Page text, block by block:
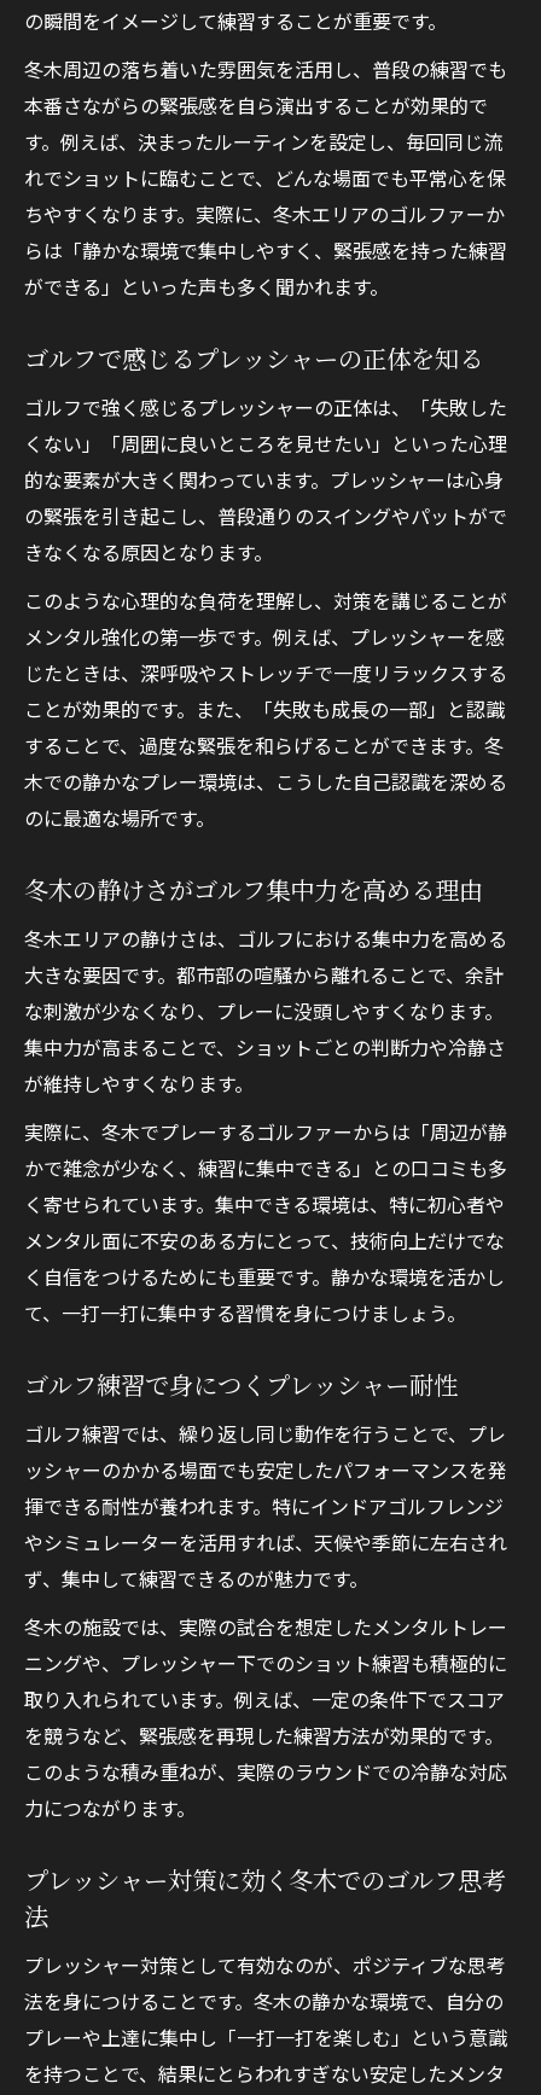
ゴルフで自分を信じるための思考転換術
厳しい場面こそ冬木の静寂が味方に
集中力を引き出す冬木の静かな雰囲気
ゴルフで困難に直面した時の心構え
静寂がゴルフショットの安定につながる理
由
冬木で実感するゴルフ緊張緩和の実例
ゴルフ本番で冷静さを保つための工夫
ゴルフで緊張を味方にする思考術
ト
プレッシャー下でもゴルフ力を発揮する思
考
緊張時の呼吸法でゴルフ集中力アップ
ル術
冬木の環境で学ぶゴルフ緊張克服のコツ
江東区冬木発ゴルフ力向上メンタル法
冬木で磨くゴルフのメンタルスキルとは
練習環境がゴルフ上達に与える影響
ゴルフで安定感を生むメンタル法実践例
ゴルフ上達のための新しいメンタルアプロ
ーチ
プレッシャー下でも力を発揮できる秘訣
ゴルフの大事な場面で集中力を保つ秘訣
プレッシャー下で強くなれるゴルフ術
冬木でのゴルフ練習が本番力に直結する理
由
緊張をエネルギーに変えるゴルフ思考法
の瞬間をイメージして練習することが重要です。
冬木周辺の落ち着いた雰囲気を活用し、普段の練習でも
本番さながらの緊張感を自ら演出することが効果的で
す。例えば、決まったルーティンを設定し、毎回同じ流
れでショットに臨むことで、どんな場面でも平常心を保
ちやすくなります。実際に、冬木エリアのゴルファーか
らは「静かな環境で集中しやすく、緊張感を持った練習
ができる」といった声も多く聞かれます。
ゴルフで感じるプレッシャーの正体を知る
ゴルフで強く感じるプレッシャーの正体は、「失敗した
くない」「周囲に良いところを見せたい」といった心理
的な要素が大きく関わっています。プレッシャーは心身
の緊張を引き起こし、普段通りのスイングやパットがで
きなくなる原因となります。
このような心理的な負荷を理解し、対策を講じることが
メンタル強化の第一歩です。例えば、プレッシャーを感
じたときは、深呼吸やストレッチで一度リラックスする
ことが効果的です。また、「失敗も成長の一部」と認識
することで、過度な緊張を和らげることができます。冬
木での静かなプレー環境は、こうした自己認識を深める
のに最適な場所です。
冬木の静けさがゴルフ集中力を高める理由
冬木エリアの静けさは、ゴルフにおける集中力を高める
大きな要因です。都市部の喧騒から離れることで、余計
な刺激が少なくなり、プレーに没頭しやすくなります。
集中力が高まることで、ショットごとの判断力や冷静さ
が維持しやすくなります。
実際に、冬木でプレーするゴルファーからは「周辺が静
かで雑念が少なく、練習に集中できる」との口コミも多
く寄せられています。集中できる環境は、特に初心者や
メンタル面に不安のある方にとって、技術向上だけでな
く自信をつけるためにも重要です。静かな環境を活かし
て、一打一打に集中する習慣を身につけましょう。
ゴルフ練習で身につくプレッシャー耐性
ゴルフ練習では、繰り返し同じ動作を行うことで、プレ
ッシャーのかかる場面でも安定したパフォーマンスを発
揮できる耐性が養われます。特にインドアゴルフレンジ
やシミュレーターを活用すれば、天候や季節に左右され
ず、集中して練習できるのが魅力です。
冬木の施設では、実際の試合を想定したメンタルトレー
ニングや、プレッシャー下でのショット練習も積極的に
取り入れられています。例えば、一定の条件下でスコア
を競うなど、緊張感を再現した練習方法が効果的です。
このような積み重ねが、実際のラウンドでの冷静な対応
力につながります。
プレッシャー対策に効く冬木でのゴルフ思考
法
プレッシャー対策として有効なのが、ポジティブな思考
法を身につけることです。冬木の静かな環境で、自分の
プレーや上達に集中し「一打一打を楽しむ」という意識
を持つことで、結果にとらわれすぎない安定したメンタ